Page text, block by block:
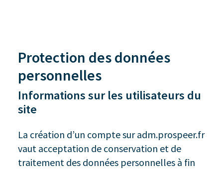
Protection des données
personnelles
Informations sur les utilisateurs du
site
La création d’un compte sur adm.prospeer.fr
vaut acceptation de conservation et de
traitement des données personnelles à fin